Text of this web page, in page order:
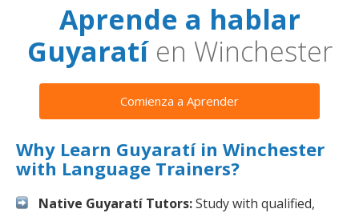
Aprende a hablar
Guyaratíen Winchester
Comienza a Aprender
Why Learn Guyaratí in Winchester
with Language Trainers?
Native Guyaratí Tutors:Study with qualified,